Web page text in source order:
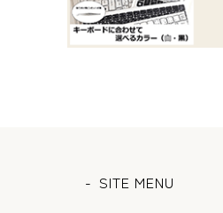
SITE MENU